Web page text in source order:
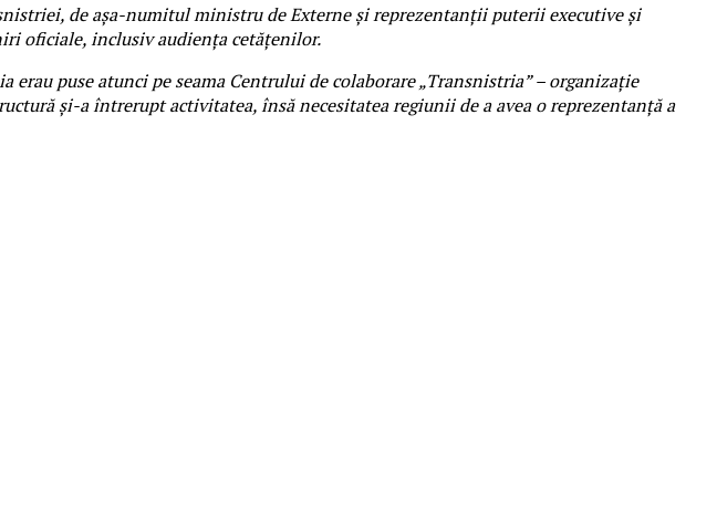
de așa-numitul ministru de Externe și reprezentanții puterii executive și
oficiale, inclusiv audiența cetățenilor.
puse atunci pe seama Centrului de colaborare „Transnistria” – organizație
și-a întrerupt activitatea, însă necesitatea regiunii de a avea o reprezentanță a